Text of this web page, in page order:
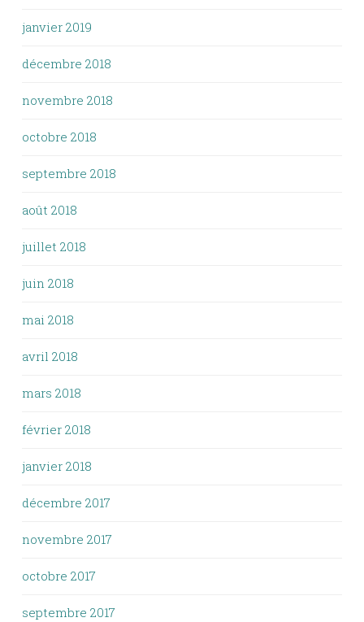
janvier 2019
décembre 2018
novembre 2018
octobre 2018
septembre 2018
août 2018
juillet 2018
juin 2018
mai 2018
avril 2018
mars 2018
février 2018
janvier 2018
décembre 2017
novembre 2017
octobre 2017
septembre 2017